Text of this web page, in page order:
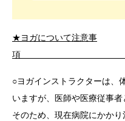
★ヨガについて注意事
○ヨガインストラクターは、
いますが、医師や医療従事者
そのため、現在病院にかかり